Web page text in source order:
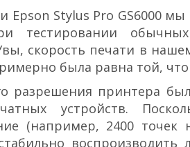
Epson Stylus Pro GS6000
тестировании обычных
скорость печати в
была равна той,
разрешения принтера
устройств.
(например, 2400